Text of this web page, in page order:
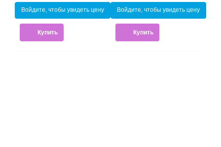
Войдите, чтобы увидеть цену
Купить
Войдите, чтобы увидеть цену
Купить